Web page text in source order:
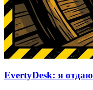
EvertyDesk: я